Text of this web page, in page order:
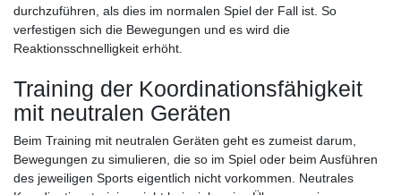
durchzuführen, als dies im normalen Spiel der Fall ist. So
verfestigen sich die Bewegungen und es wird die
Reaktionsschnelligkeit erhöht.
Training der Koordinationsfähigkeit
mit neutralen Geräten
Beim Training mit neutralen Geräten geht es zumeist darum,
Bewegungen zu simulieren, die so im Spiel oder beim Ausführen
des jeweiligen Sports eigentlich nicht vorkommen. Neutrales